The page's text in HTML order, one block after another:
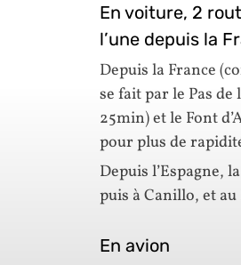
En voiture, 2
l’une depuis la
Depuis la France
se fait par le Pas
25min) et le Font
pour plus de
Depuis l’Espagne,
puis à Canillo, et au
En avion